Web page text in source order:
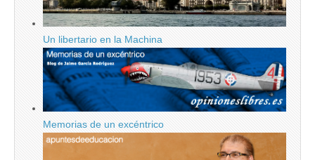
Un libertario en la Machina
Memorias de un excéntrico